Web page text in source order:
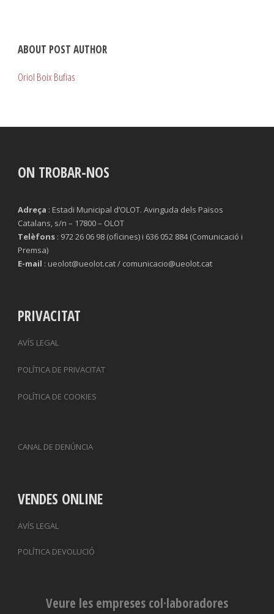
ABOUT POST AUTHOR
Oriol Boix Bufias
ON TROBAR-NOS
Adreça : Estadi Municipal d’OLOT. Avinguda dels Països
Catalans, s/n – 17800 – OLOT
Telèfons : 972 26 06 98 (oficines) i 636 052 884 (Comunicació i
Premsa)
E-mail : ueolot@ueolot.cat / comunicacio@ueolot.cat
PRIVACITAT
AVÍS LEGAL
POLÍTICA DE PRIVACITAT
POLÍTICA DE COOKIES
CANAL DE DENÚNCIA
VENDES ONLINE
AVÍS LEGAL
POLÍTICA DEVOLUCIÓ
Veure les empreses col·laboradores